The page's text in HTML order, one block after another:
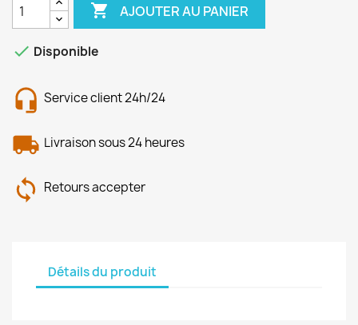
 AJOUTER AU PANIER
 Disponible
Service client 24h/24
Livraison sous 24 heures
Retours accepter
Détails du produit